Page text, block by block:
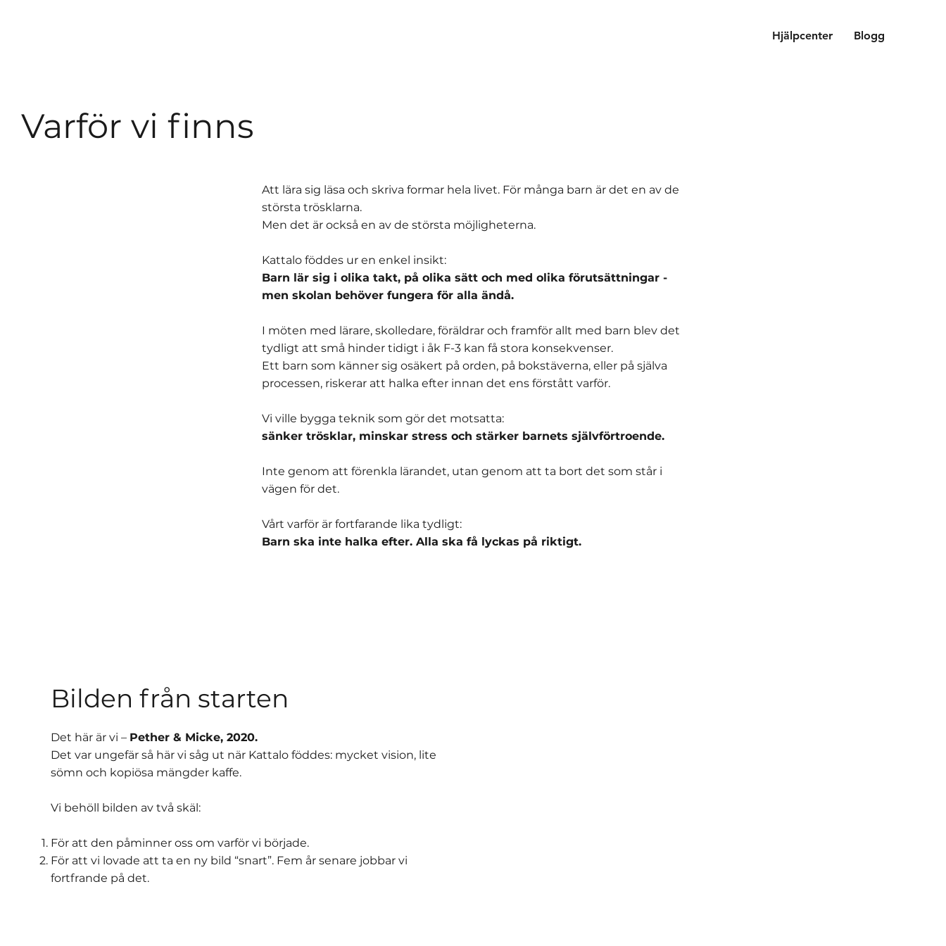
Hjälpcenter Blogg
Varför vi finns
Att lära sig läsa och skriva formar hela livet. För många barn är det en av de
största trösklarna.
Men det är också en av de största möjligheterna.
Kattalo föddes ur en enkel insikt:
Barn lär sig i olika takt, på olika sätt och med olika förutsättningar -
men skolan behöver fungera för alla ändå.
I möten med lärare, skolledare, föräldrar och framför allt med barn blev det
tydligt att små hinder tidigt i åk F-3 kan få stora konsekvenser.
Ett barn som känner sig osäkert på orden, på bokstäverna, eller på själva
processen, riskerar att halka efter innan det ens förstått varför.
Vi ville bygga teknik som gör det motsatta:
sänker trösklar, minskar stress och stärker barnets självförtroende.
Inte genom att förenkla lärandet, utan genom att ta bort det som står i
vägen för det.
Vårt varför är fortfarande lika tydligt:
Barn ska inte halka efter. Alla ska få lyckas på riktigt.
Bilden från starten
Det här är vi – Pether & Micke, 2020.
Det var ungefär så här vi såg ut när Kattalo föddes: mycket vision, lite
sömn och kopiösa mängder kaffe.
Vi behöll bilden av två skäl:
För att den påminner oss om varför vi började.
För att vi lovade att ta en ny bild “snart”. Fem år senare jobbar vi
fortfrande på det.